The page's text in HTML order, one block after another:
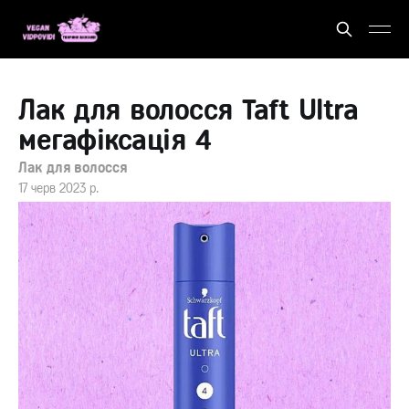
Лак для волосся Taft Ultra
мегафіксація 4
Лак для волосся
17 черв 2023 р.